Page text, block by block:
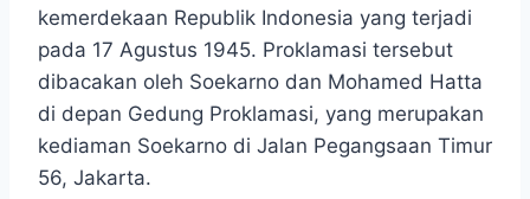
kemerdekaan Republik Indonesia yang terjadi
pada 17 Agustus 1945. Proklamasi tersebut
dibacakan oleh Soekarno dan Mohamed Hatta
di depan Gedung Proklamasi, yang merupakan
kediaman Soekarno di Jalan Pegangsaan Timur
56, Jakarta.